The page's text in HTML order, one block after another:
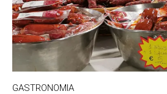
GASTRONOMIA